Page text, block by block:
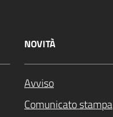
NOVITÀ
Avviso
Comunicato stampa